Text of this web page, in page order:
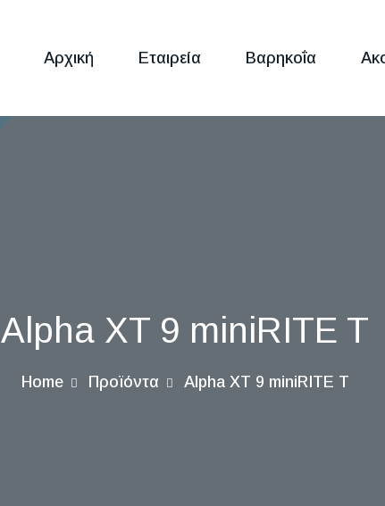
Αρχική Εταιρεία Βαρηκοΐα
Alpha XT 9 miniRITE T
Home Προϊόντα Alpha XT 9 miniRITE T